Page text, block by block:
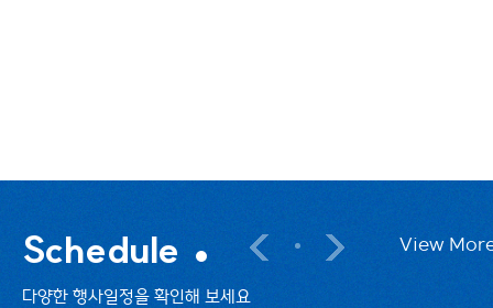
Schedule
다양한 행사일정을 확인해 보세요
View